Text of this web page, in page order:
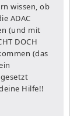
wissen, ob
ADAC
(und mit
DOCH
(das
Hilfe!!